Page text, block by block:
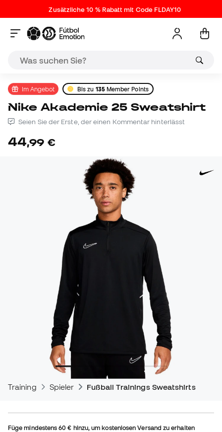
Zusätzliche 10 % Rabatt mit Code FLDAY10
Im Angebot Bis zu 135Member Points
Nike Akademie 25 Sweatshirt
Seien Sie der Erste, der einen Kommentar hinterlässt
44,99 €
Training Spieler Fußball Trainings Sweatshirts
Füge mindestens60 € hinzu, um kostenlosen Versand zu erhalten